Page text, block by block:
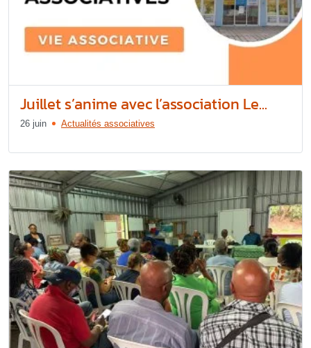
Juillet s’anime avec l’association Le...
26 juin Actualités associatives